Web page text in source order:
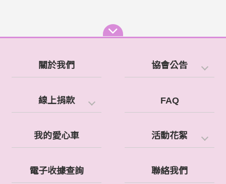
關於我們 協會公告
線上捐款 FAQ
我的愛心車 活動花絮
電子收據查詢 聯絡我們